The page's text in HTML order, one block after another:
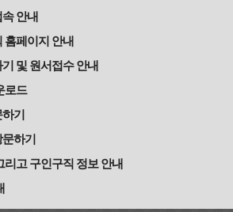
안내
홈페이지 안내
및 원서접수 안내
로드
기
하기
리고 구인구직 정보 안내